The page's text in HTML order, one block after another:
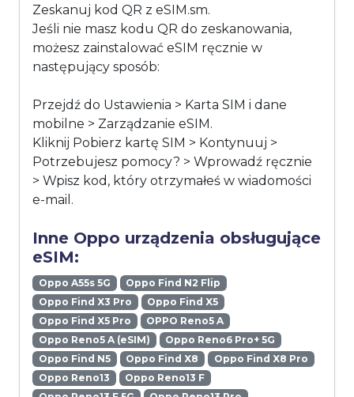
Zeskanuj kod QR z eSIM.sm.
Jeśli nie masz kodu QR do zeskanowania,
możesz zainstalować eSIM ręcznie w
następujący sposób:
Przejdź do Ustawienia > Karta SIM i dane
mobilne > Zarządzanie eSIM.
Kliknij Pobierz kartę SIM > Kontynuuj >
Potrzebujesz pomocy? > Wprowadź ręcznie
> Wpisz kod, który otrzymałeś w wiadomości
e-mail.
Inne Oppo urządzenia obsługujące
eSIM:
Oppo A55s 5G
Oppo Find N2 Flip
Oppo Find X3 Pro
Oppo Find X5
Oppo Find X5 Pro
OPPO Reno5 A
Oppo Reno5 A (eSIM)
Oppo Reno6 Pro+ 5G
Oppo Find N5
Oppo Find X8
Oppo Find X8 Pro
Oppo Reno13
Oppo Reno13 F